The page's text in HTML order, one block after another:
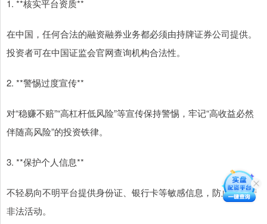
1. **核实平台资质**
在中国，任何合法的融资融券业务都必须由持牌证券公司提供。
投资者可在中国证监会官网查询机构合法性。
2. **警惕过度宣传**
对“稳赚不赔”“高杠杆低风险”等宣传保持警惕，牢记“高收益必然
伴随高风险”的投资铁律。
3. **保护个人信息**
不轻易向不明平台提供身份证、银行卡等敏感信息，防止被用于
非法活动。